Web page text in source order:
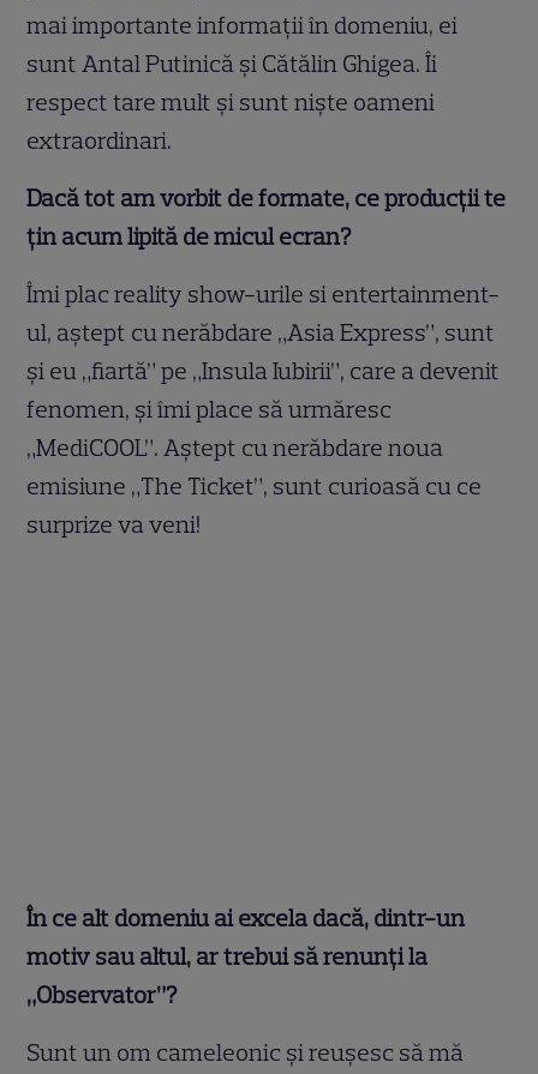
mai importante informații în domeniu, ei
sunt Antal Putinică și Cătălin Ghigea. Îi
respect tare mult și sunt niște oameni
extraordinari.
Dacă tot am vorbit de formate, ce producții te
țin acum lipită de micul ecran?
Îmi plac reality show-urile si entertainment-
ul, aștept cu nerăbdare „Asia Express”, sunt
și eu „fiartă” pe „Insula Iubirii”, care a devenit
fenomen, și îmi place să urmăresc
„MediCOOL”. Aștept cu nerăbdare noua
emisiune „The Ticket”, sunt curioasă cu ce
surprize va veni!
În ce alt domeniu ai excela dacă, dintr-un
motiv sau altul, ar trebui să renunți la
„Observator”?
Sunt un om cameleonic și reușesc să mă